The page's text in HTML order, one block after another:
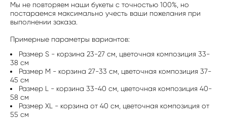
Мы не повторяем наши букеты с точностью 100%, но
постараемся максимально учесть ваши пожелания при
выполнении заказа.
Примерные параметры вариантов:
Размер S - корзина 23-27 см, цветочная композиция 33-
38 см
Размер M - корзина 27-33 см, цветочная композиция 37-
45 см
Размер L - корзина 33-40 см, цветочная композиция 40-
58 см
Размер XL - корзина от 40 см, цветочная композиция от
55 см